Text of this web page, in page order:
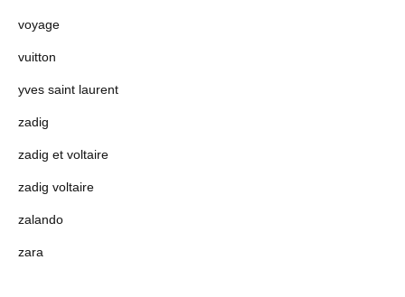
voyage
vuitton
yves saint laurent
zadig
zadig et voltaire
zadig voltaire
zalando
zara